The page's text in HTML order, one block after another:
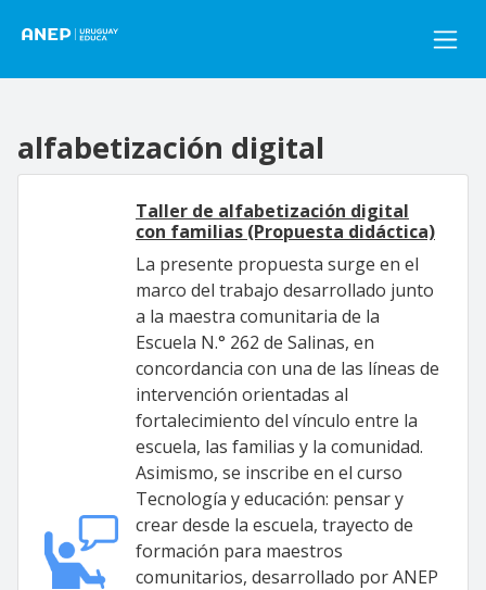
alfabetización digital
Taller de alfabetización digital
con familias (Propuesta didáctica)
La presente propuesta surge en el
marco del trabajo desarrollado junto
a la maestra comunitaria de la
Escuela N.° 262 de Salinas, en
concordancia con una de las líneas de
intervención orientadas al
fortalecimiento del vínculo entre la
escuela, las familias y la comunidad.
Asimismo, se inscribe en el curso
Tecnología y educación: pensar y
crear desde la escuela, trayecto de
formación para maestros
comunitarios, desarrollado por ANEP